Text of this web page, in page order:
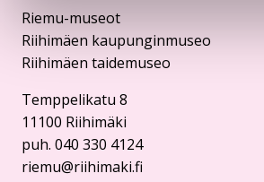
Riemu-museot
Riihimäen kaupunginmuseo
Riihimäen taidemuseo
Temppelikatu 8
11100 Riihimäki
puh. 040 330 4124
riemu@riihimaki.fi